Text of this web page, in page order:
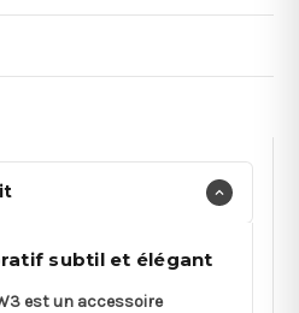
subtil et élégant
est un accessoire